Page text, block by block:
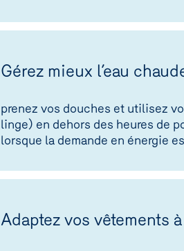
Gérez mieux l’eau
prenez vos douches et utilisez
linge) en dehors des heures de
lorsque la demande en énergie
Adaptez vos vêtements